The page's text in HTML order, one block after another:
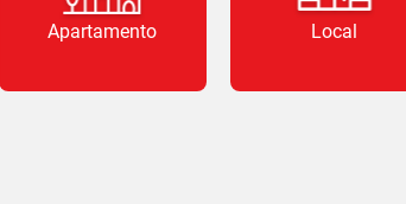
Apartamento Local